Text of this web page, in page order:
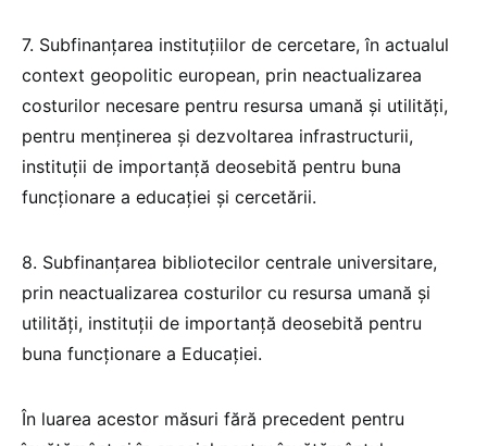
7. Subfinanțarea instituțiilor de cercetare, în actualul
context geopolitic european, prin neactualizarea
costurilor necesare pentru resursa umană și utilități,
pentru menținerea și dezvoltarea infrastructurii,
instituții de importanță deosebită pentru buna
funcționare a educației și cercetării.
8. Subfinanțarea bibliotecilor centrale universitare,
prin neactualizarea costurilor cu resursa umană și
utilități, instituții de importanță deosebită pentru
buna funcționare a Educației.
În luarea acestor măsuri fără precedent pentru